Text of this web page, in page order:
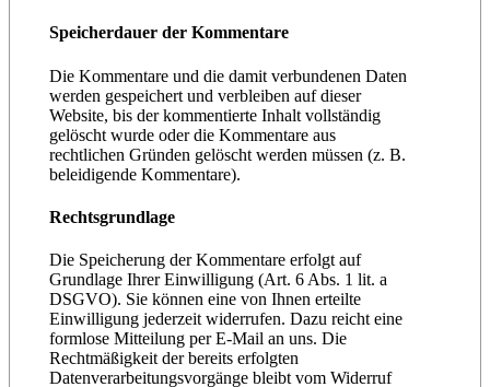
Speicherdauer der Kommentare
Die Kommentare und die damit verbundenen Daten
werden gespeichert und verbleiben auf dieser
Website, bis der kommentierte Inhalt vollständig
gelöscht wurde oder die Kommentare aus
rechtlichen Gründen gelöscht werden müssen (z. B.
beleidigende Kommentare).
Rechtsgrundlage
Die Speicherung der Kommentare erfolgt auf
Grundlage Ihrer Einwilligung (Art. 6 Abs. 1 lit. a
DSGVO). Sie können eine von Ihnen erteilte
Einwilligung jederzeit widerrufen. Dazu reicht eine
formlose Mitteilung per E-Mail an uns. Die
Rechtmäßigkeit der bereits erfolgten
Datenverarbeitungsvorgänge bleibt vom Widerruf